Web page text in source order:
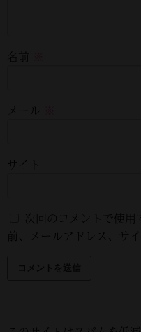
名前
メール
サイト
次回のコメントで使
前、メールアドレス、サ